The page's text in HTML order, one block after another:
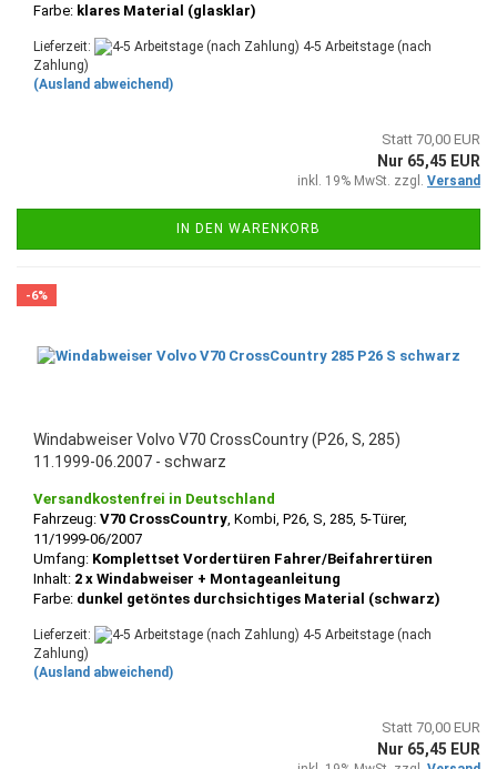
Farbe: klares Material (glasklar)
Lieferzeit:
4-5 Arbeitstage (nach
Zahlung)
(Ausland abweichend)
Statt 70,00 EUR
Nur 65,45 EUR
inkl. 19% MwSt. zzgl. Versand
IN DEN WARENKORB
-6%
Windabweiser Volvo V70 CrossCountry (P26, S, 285)
11.1999-06.2007 - schwarz
Versandkostenfrei in Deutschland
Fahrzeug: V70 CrossCountry , Kombi, P26, S, 285, 5-Türer,
11/1999-06/2007
Umfang: Komplettset Vordertüren Fahrer/Beifahrertüren
Inhalt: 2 x Windabweiser + Montageanleitung
Farbe: dunkel getöntes durchsichtiges Material (schwarz)
Lieferzeit:
4-5 Arbeitstage (nach
Zahlung)
(Ausland abweichend)
Statt 70,00 EUR
Nur 65,45 EUR